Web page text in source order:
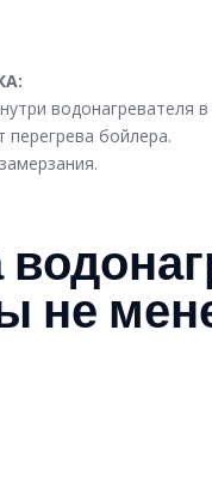
водонагревателя в
бойлера.
не